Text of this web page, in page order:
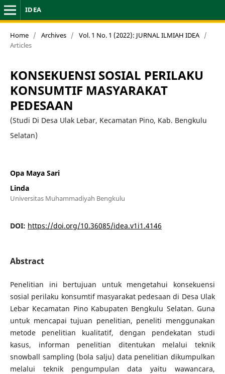
IDEA
Home / Archives / Vol. 1 No. 1 (2022): JURNAL ILMIAH IDEA /
Articles
KONSEKUENSI SOSIAL PERILAKU
KONSUMTIF MASYARAKAT
PEDESAAN
(Studi Di Desa Ulak Lebar, Kecamatan Pino, Kab. Bengkulu
Selatan)
Opa Maya Sari
Linda
Universitas Muhammadiyah Bengkulu
DOI: https://doi.org/10.36085/idea.v1i1.4146
Abstract
Penelitian ini bertujuan untuk mengetahui konsekuensi
sosial perilaku konsumtif masyarakat pedesaan di Desa Ulak
Lebar Kecamatan Pino Kabupaten Bengkulu Selatan. Guna
untuk mencapai tujuan penelitian, peneliti menggunakan
metode penelitian kualitatif, dengan pendekatan studi
kasus, informan penelitian ditentukan melalui teknik
snowball sampling (bola salju) data penelitian dikumpulkan
melalui teknik pengumpulan data yaitu wawancara,